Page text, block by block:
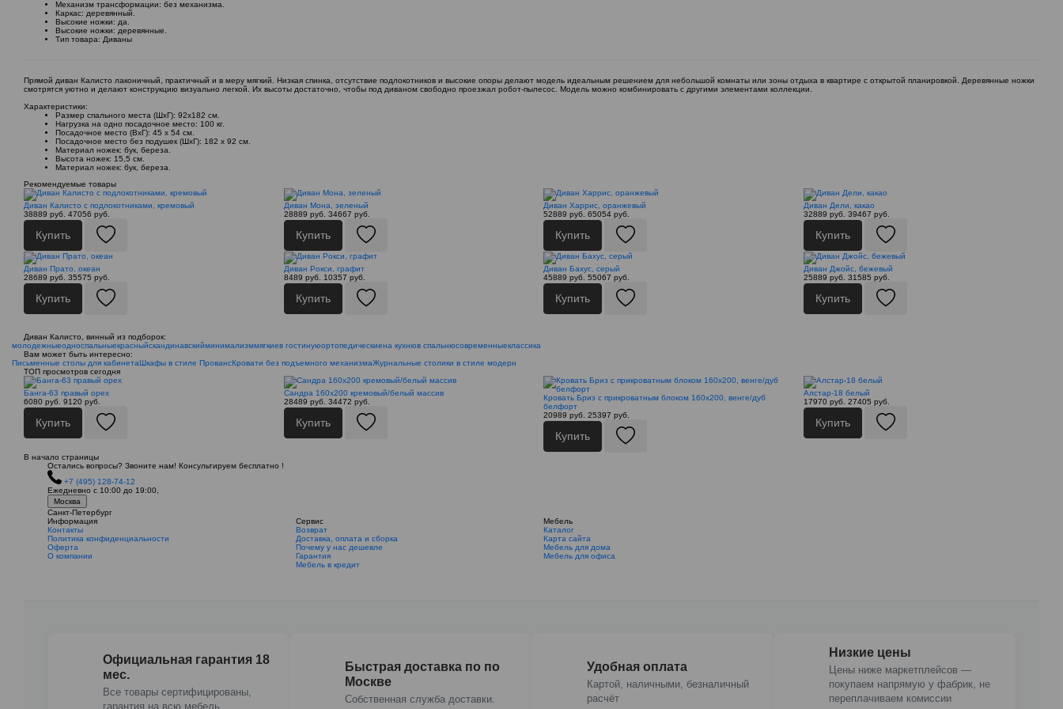
Механизм трансформации: без механизма.
Каркас: деревянный.
Высокие ножки: да.
Высокие ножки: деревянные.
Тип товара: Диваны
Прямой диван Калисто лаконичный, практичный и в меру мягкий. Низкая спинка, отсутствие подлокотников и высокие опоры делают модель идеальным решением для небольшой комнаты или зоны отдыха в квартире с открытой планировкой. Деревянные ножки
смотрятся уютно и делают конструкцию визуально легкой. Их высоты достаточно, чтобы под диваном свободно проезжал робот-пылесос. Модель можно комбинировать с другими элементами коллекции.
Характеристики:
Размер спального места (ШхГ): 92х182 см.
Нагрузка на одно посадочное место: 100 кг.
Посадочное место (ВхГ): 45 х 54 см.
Посадочное место без подушек (ШхГ): 182 х 92 см.
Материал ножек: бук, береза.
Высота ножек: 15,5 см.
Материал ножек: бук, береза.
Рекомендуемые товары
Диван Калисто с подлокотниками, кремовый
38889 руб. 47056 руб.
Купить
Диван Мона, зеленый
28889 руб. 34667 руб.
Купить
Диван Харрис, оранжевый
52889 руб. 65054 руб.
Купить
Диван Дели, какао
32889 руб. 39467 руб.
Купить
Диван Прато, океан
28689 руб. 35575 руб.
Купить
Диван Рокси, графит
8489 руб. 10357 руб.
Купить
Диван Бахус, серый
45889 руб. 55067 руб.
Купить
Диван Джойс, бежевый
25889 руб. 31585 руб.
Купить
Диван Калисто, винный из подборок:
молодежныеодноспальныекрасныйскандинавскийминимализммягкиев гостинуюортопедическиена кухнюв спальнюсовременныеклассика
Вам может быть интересно:
Письменные столы для кабинетаШкафы в стиле ПровансКровати без подъемного механизмаЖурнальные столики в стиле модерн
ТОП просмотров сегодня
Банга-63 правый орех
6080 руб. 9120 руб.
Купить
Сандра 160х200 кремовый/белый массив
28489 руб. 34472 руб.
Купить
Кровать Бриз с прикроватным блоком 160х200, венге/дуб
белфорт
20989 руб. 25397 руб.
Купить
Алстар-18 белый
17970 руб. 27405 руб.
Купить
В начало страницы
Остались вопросы? Звоните нам! Консультируем бесплатно !
+7 (495) 128-74-12
Ежедневно с 10:00 до 19:00,
Москва
Санкт-Петербург
Информация
Контакты
Политика конфиденциальности
Оферта
О компании
Сервис
Возврат
Доставка, оплата и сборка
Почему у нас дешевле
Гарантия
Мебель в кредит
Мебель
Каталог
Карта сайта
Мебель для дома
Мебель для офиса
Официальная гарантия 18
мес.
Все товары сертифицированы,
гарантия на всю мебель
Быстрая доставка по по
Москве
Собственная служба доставки.
Удобная оплата
Картой, наличными, безналичный
расчёт
Низкие цены
Цены ниже маркетплейсов —
покупаем напрямую у фабрик, не
переплачиваем комиссии